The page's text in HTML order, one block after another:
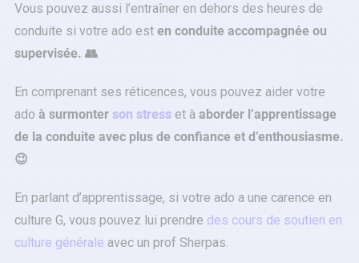
Vous pouvez aussi l’entraîner en dehors des heures de
conduite si votre ado est en conduite accompagnée ou
supervisée. 👥
En comprenant ses réticences, vous pouvez aider votre
ado à surmonter son stress et à aborder l’apprentissage
de la conduite avec plus de confiance et d’enthousiasme.
😉
En parlant d’apprentissage, si votre ado a une carence en
culture G, vous pouvez lui prendre des cours de soutien en
culture générale avec un prof Sherpas.